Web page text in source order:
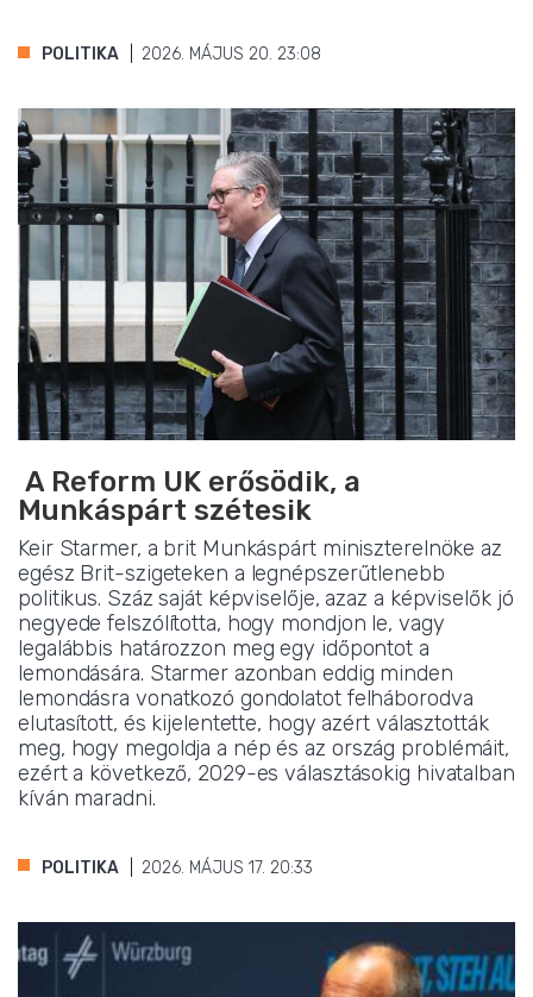
POLITIKA 2026. MÁJUS 20. 23:08
A Reform UK erősödik, a
Munkáspárt szétesik
Keir Starmer, a brit Munkáspárt miniszterelnöke az
egész Brit-szigeteken a legnépszerűtlenebb
politikus. Száz saját képviselője, azaz a képviselők jó
negyede felszólította, hogy mondjon le, vagy
legalábbis határozzon meg egy időpontot a
lemondására. Starmer azonban eddig minden
lemondásra vonatkozó gondolatot felháborodva
elutasított, és kijelentette, hogy azért választották
meg, hogy megoldja a nép és az ország problémáit,
ezért a következő, 2029-es választásokig hivatalban
kíván maradni.
POLITIKA 2026. MÁJUS 17. 20:33